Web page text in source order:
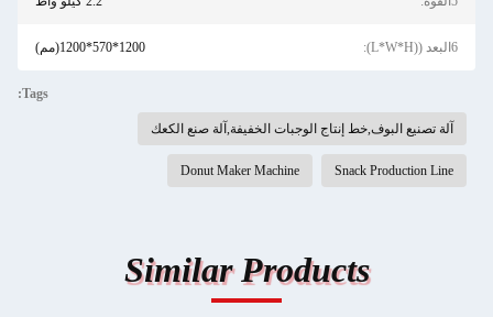
6البعد ((L*W*H): 1200*570*1200(مم)
Tags:
آلة تصنيع البوف,خط إنتاج الوجبات الخفيفة,آلة صنع الكعك
Snack Production Line
Donut Maker Machine
Similar Products